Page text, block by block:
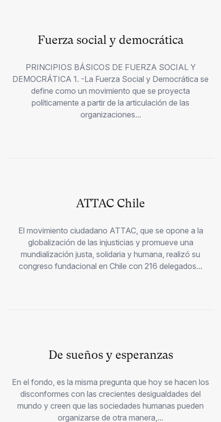
Fuerza social y democrática
PRINCIPIOS BÁSICOS DE FUERZA SOCIAL Y
DEMOCRÁTICA 1. -La Fuerza Social y Democrática se
define como un movimiento que se proyecta
políticamente a partir de la articulación de las
organizaciones...
ATTAC Chile
El movimiento ciudadano ATTAC, que se opone a la
globalización de las injusticias y promueve una
mundialización justa, solidaria y humana, realizó su
congreso fundacional en Chile con 216 delegados...
De sueños y esperanzas
En el fondo, es la misma pregunta que hoy se hacen los
disconformes con las crecientes desigualdades del
mundo y creen que las sociedades humanas pueden
organizarse de otra manera,...